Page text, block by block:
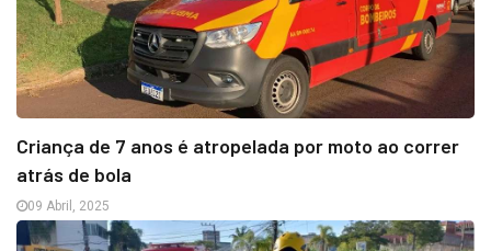
Criança de 7 anos é atropelada por moto ao correr
atrás de bola
09 Abril, 2025